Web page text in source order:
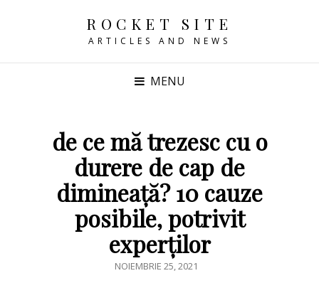
ROCKET SITE
ARTICLES AND NEWS
MENU
de ce mă trezesc cu o
durere de cap de
dimineață? 10 cauze
posibile, potrivit
experților
POSTED
NOIEMBRIE 25, 2021